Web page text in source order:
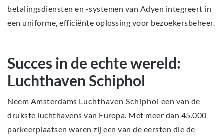
betalingsdiensten en -systemen van Adyen integreert in
een uniforme, efficiënte oplossing voor bezoekersbeheer.
Succes in de echte wereld:
Luchthaven Schiphol
Neem Amsterdams Luchthaven Schiphol een van de
drukste luchthavens van Europa. Met meer dan 45.000
parkeerplaatsen waren zij een van de eersten die de